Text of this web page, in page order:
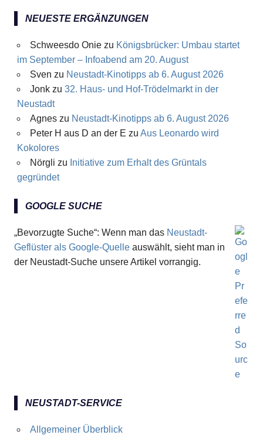
NEUESTE ERGÄNZUNGEN
Schweesdo Oniezu Königsbrücker: Umbau startet
im September – Infoabend am 20. August
Sven zu Neustadt-Kinotipps ab 6. August 2026
Jonkzu 32. Haus- und Hof-Trödelmarkt in der
Neustadt
Agneszu Neustadt-Kinotipps ab 6. August 2026
Peter H aus D an der E zu Aus Leonardo wird
Kokolores
Nörgli zu Initiative zum Erhalt des Grüntals
gegründet
GOOGLE SUCHE
„Bevorzugte Suche“: Wenn man das Neustadt-
Geflüster als Google-Quelle auswählt, sieht man in
der Neustadt-Suche unsere Artikel vorrangig.
NEUSTADT-SERVICE
Allgemeiner Überblick